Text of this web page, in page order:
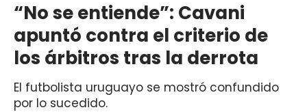
“No se entiende”: Cavani
apuntó contra el criterio de
los árbitros tras la derrota
El futbolista uruguayo se mostró confundido
por lo sucedido.